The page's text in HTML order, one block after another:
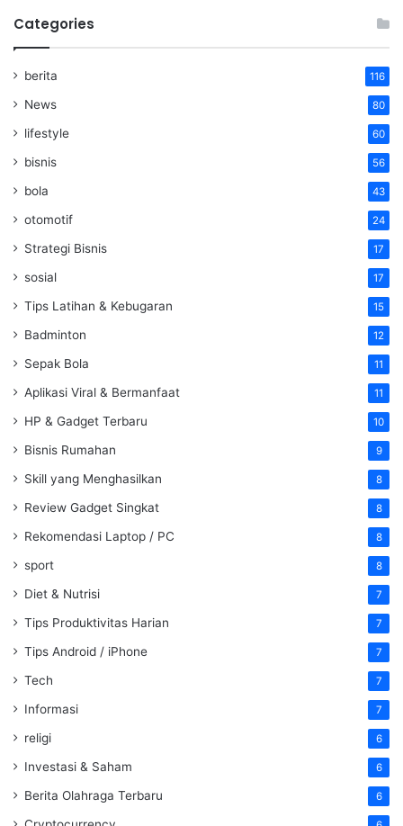
Categories
berita 116
News 80
lifestyle 60
bisnis 56
bola 43
otomotif 24
Strategi Bisnis 17
sosial 17
Tips Latihan & Kebugaran 15
Badminton 12
Sepak Bola 11
Aplikasi Viral & Bermanfaat 11
HP & Gadget Terbaru 10
Bisnis Rumahan 9
Skill yang Menghasilkan 8
Review Gadget Singkat 8
Rekomendasi Laptop / PC 8
sport 8
Diet & Nutrisi 7
Tips Produktivitas Harian 7
Tips Android / iPhone 7
Tech 7
Informasi 7
religi 6
Investasi & Saham 6
Berita Olahraga Terbaru 6